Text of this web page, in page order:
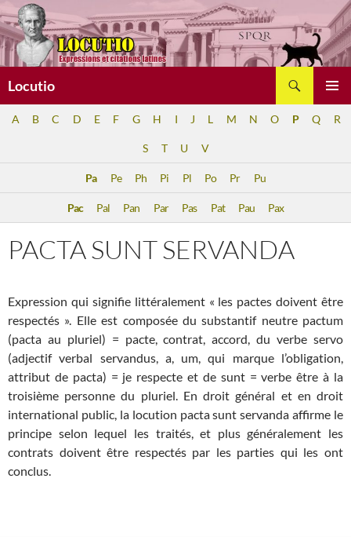
Aller
au
contenu
Locutio
A B C D E F G H I J L M N O P Q R
S T U V
Pa Pe Ph Pi Pl Po Pr Pu
Pac Pal Pan Par Pas Pat Pau Pax
PACTA SUNT SERVANDA
Expression qui signifie littéralement « les pactes doivent être
respectés ». Elle est composée du substantif neutre pactum
(pacta au pluriel) = pacte, contrat, accord, du verbe servo
(adjectif verbal servandus, a, um, qui marque l’obligation,
attribut de pacta) = je respecte et de sunt = verbe être à la
troisième personne du pluriel. En droit général et en droit
international public, la locution pacta sunt servanda affirme le
principe selon lequel les traités, et plus généralement les
contrats doivent être respectés par les parties qui les ont
conclus.